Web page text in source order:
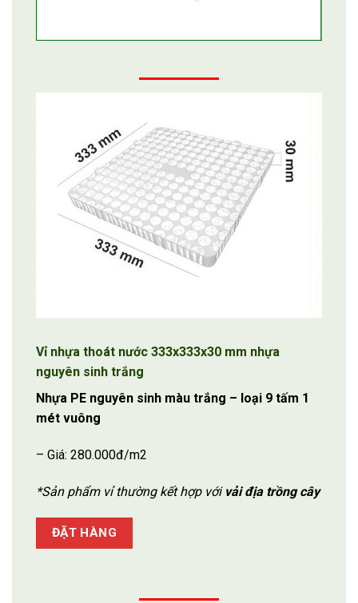
Vỉ nhựa thoát nước 333x333x30 mm nhựa
nguyên sinh trắng
Nhựa PE nguyên sinh màu trắng – loại 9 tấm 1
mét vuông
– Giá: 280.000đ/m2
*Sản phẩm vỉ thường kết hợp với vải địa trồng cây
ĐẶT HÀNG